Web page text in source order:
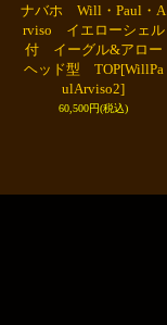
ナバホ Will・Paul・A
rviso イエローシェル
付 イーグル&アロー
ヘッド型 TOP[WillPa
ulArviso2]
60,500円(税込)